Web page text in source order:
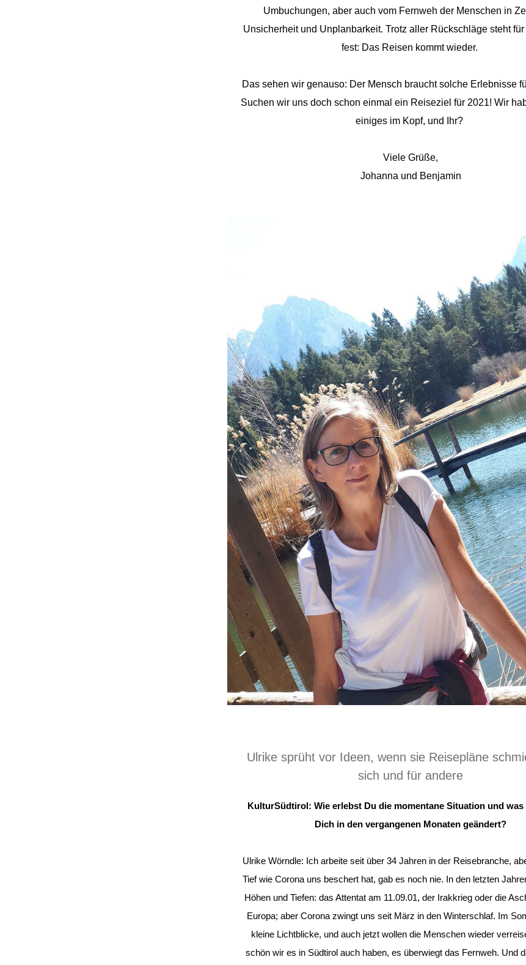
Umbuchungen, aber auch vom Fernweh der Menschen in
Unsicherheit und Unplanbarkeit. Trotz aller Rückschläge steht
fest: Das Reisen kommt wieder.
Das sehen wir genauso: Der Mensch braucht solche Erlebnisse
Suchen wir uns doch schon einmal ein Reiseziel für 2021! Wir
einiges im Kopf, und Ihr?
Viele Grüße,
Johanna und Benjamin
Ulrike sprüht vor Ideen, wenn sie Reisepläne
sich und für andere
KulturSüdtirol: Wie erlebst Du die momentane Situation und
Dich in den vergangenen Monaten geändert?
Ulrike Wörndle: Ich arbeite seit über 34 Jahren in der Reisebranche,
Tief wie Corona uns beschert hat, gab es noch nie. In den letzten
Höhen und Tiefen: das Attentat am 11.09.01, der Irakkrieg oder die
Europa; aber Corona zwingt uns seit März in den Winterschlaf. Im
kleine Lichtblicke, und auch jetzt wollen die Menschen wieder
schön wir es in Südtirol auch haben, es überwiegt das Fernweh. Und